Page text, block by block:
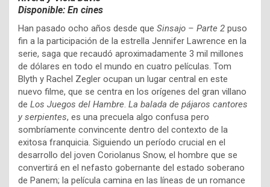
Disponible: En cines
Han pasado ocho años desde que Sinsajo – Parte 2 puso
fin a la participación de la estrella Jennifer Lawrence en la
serie, saga que recaudó aproximadamente 3 mil millones
de dólares en todo el mundo en cuatro películas. Tom
Blyth y Rachel Zegler ocupan un lugar central en este
nuevo filme, que se centra en los orígenes del gran villano
de Los Juegos del Hambre. La balada de pájaros cantores
y serpientes, es una precuela algo confusa pero
sombríamente convincente dentro del contexto de la
exitosa franquicia. Siguiendo un período crucial en el
desarrollo del joven Coriolanus Snow, el hombre que se
convertirá en el nefasto gobernante del estado soberano
de Panem; la película camina en las líneas de un romance